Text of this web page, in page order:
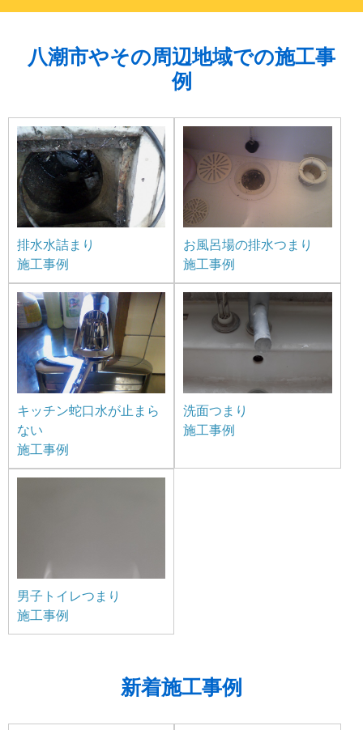
八潮市やその周辺地域での施工事
例
排水水詰まり
施工事例
お風呂場の排水つまり
施工事例
キッチン蛇口水が止まら
ない
施工事例
洗面つまり
施工事例
男子トイレつまり
施工事例
新着施工事例